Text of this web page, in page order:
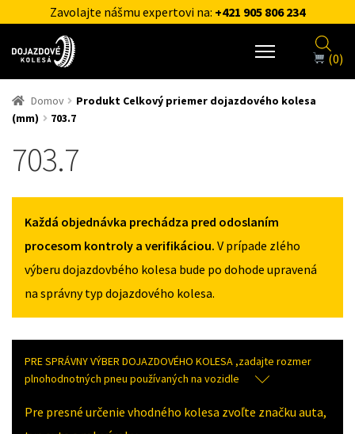
Zavolajte nášmu expertovi na: +421 905 806 234
(0)
Domov
Produkt Celkový priemer dojazdového kolesa
(mm)
703.7
703.7
Každá objednávka prechádza pred odoslaním
procesom kontroly a verifikáciou. V prípade zlého
výberu dojazdovbého kolesa bude po dohode upravená
na správny typ dojazdového kolesa.
PRE SPRÁVNY VÝBER DOJAZDOVÉHO KOLESA ,zadajte rozmer
plnohodnotných pneu používaných na vozidle
Pre presné určenie vhodného kolesa zvoľte značku auta,